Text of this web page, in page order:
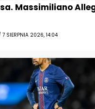
Massimiliano
7 SIERPNIA 2026, 14:04